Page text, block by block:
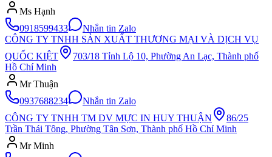
Ms Hạnh
0918599433
Nhắn tin Zalo
CÔNG TY TNHH SẢN XUẤT THƯƠNG MẠI VÀ DỊCH VỤ
QUỐC KIỆT
703/18 Tỉnh Lộ 10, Phường An Lạc, Thành phố
Hồ Chí Minh
Mr Thuận
0937688234
Nhắn tin Zalo
CÔNG TY TNHH TM DV MỰC IN HUY THUẬN
86/25
Trần Thái Tông, Phường Tân Sơn, Thành phố Hồ Chí Minh
Mr Minh